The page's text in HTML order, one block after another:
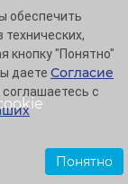
обеспечить
кнопку "Понятно"
даете Согласие
с
Понятно